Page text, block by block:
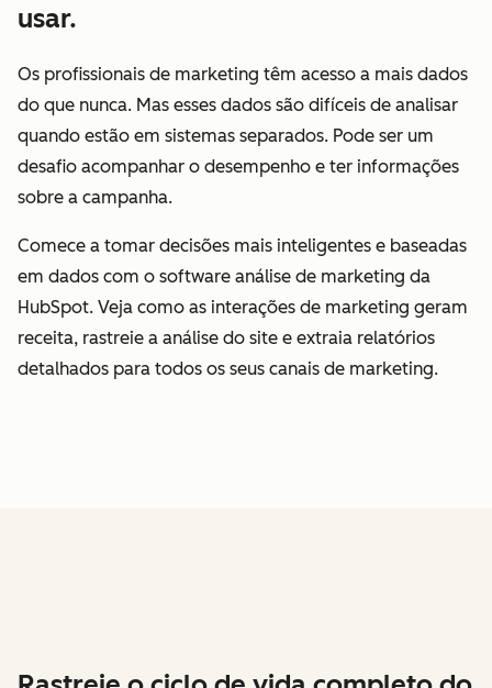
usar.
Os profissionais de marketing têm acesso a mais dados
do que nunca. Mas esses dados são difíceis de analisar
quando estão em sistemas separados. Pode ser um
desafio acompanhar o desempenho e ter informações
sobre a campanha.
Comece a tomar decisões mais inteligentes e baseadas
em dados com o software análise de marketing da
HubSpot. Veja como as interações de marketing geram
receita, rastreie a análise do site e extraia relatórios
detalhados para todos os seus canais de marketing.